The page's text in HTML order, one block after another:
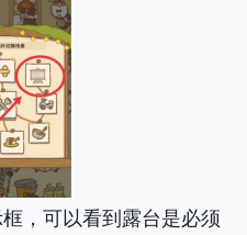
，可以看到露台是必须